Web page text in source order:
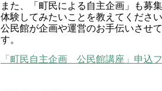
また、「町民による自主企画」も募
体験してみたいことを教えてください
公民館が企画や運営のお手伝いさせ
す。
「町民自主企画 公民館講座」申込